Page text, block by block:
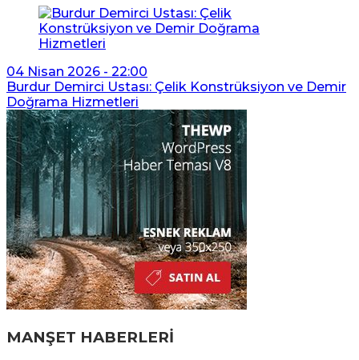
04 Nisan 2026 - 22:00
Burdur Demirci Ustası: Çelik Konstrüksiyon ve Demir
Doğrama Hizmetleri
MANŞET HABERLERİ